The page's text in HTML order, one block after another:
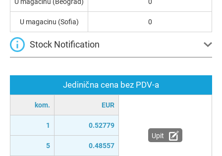
Jedinična cena bez PDV-a
kom. EUR
1 0.52779
5 0.48557
Upit
U magacinu (Sofia) 0
Stock Notification